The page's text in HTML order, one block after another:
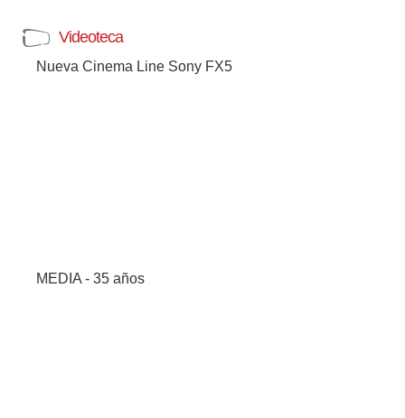
Videoteca
Nueva Cinema Line Sony FX5
MEDIA - 35 años